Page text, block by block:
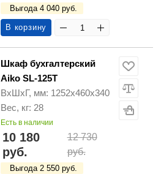
Выгода 4 040 руб.
В корзину
Шкаф бухгалтерский
Aiko SL-125T
ВхШхГ, мм: 1252х460х340
Вес, кг: 28
Есть в наличии
10 180
руб.
12 730
руб.
Выгода 2 550 руб.